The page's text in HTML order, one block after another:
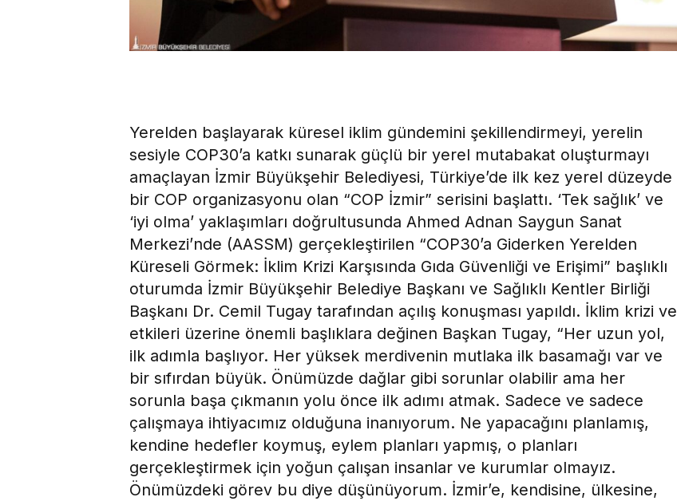
Yerelden başlayarak küresel iklim gündemini şekillendirmeyi, yerelin
sesiyle COP30’a katkı sunarak güçlü bir yerel mutabakat oluşturmayı
amaçlayan İzmir Büyükşehir Belediyesi, Türkiye’de ilk kez yerel düzeyde
bir COP organizasyonu olan “COP İzmir” serisini başlattı. ‘Tek sağlık’ ve
‘iyi olma’ yaklaşımları doğrultusunda Ahmed Adnan Saygun Sanat
Merkezi’nde (AASSM) gerçekleştirilen “COP30’a Giderken Yerelden
Küreseli Görmek: İklim Krizi Karşısında Gıda Güvenliği ve Erişimi” başlıklı
oturumda İzmir Büyükşehir Belediye Başkanı ve Sağlıklı Kentler Birliği
Başkanı Dr. Cemil Tugay tarafından açılış konuşması yapıldı. İklim krizi ve
etkileri üzerine önemli başlıklara değinen Başkan Tugay, “Her uzun yol,
ilk adımla başlıyor. Her yüksek merdivenin mutlaka ilk basamağı var ve
bir sıfırdan büyük. Önümüzde dağlar gibi sorunlar olabilir ama her
sorunla başa çıkmanın yolu önce ilk adımı atmak. Sadece ve sadece
çalışmaya ihtiyacımız olduğuna inanıyorum. Ne yapacağını planlamış,
kendine hedefler koymuş, eylem planları yapmış, o planları
gerçekleştirmek için yoğun çalışan insanlar ve kurumlar olmayız.
Önümüzdeki görev bu diye düşünüyorum. İzmir’e, kendisine, ülkesine,